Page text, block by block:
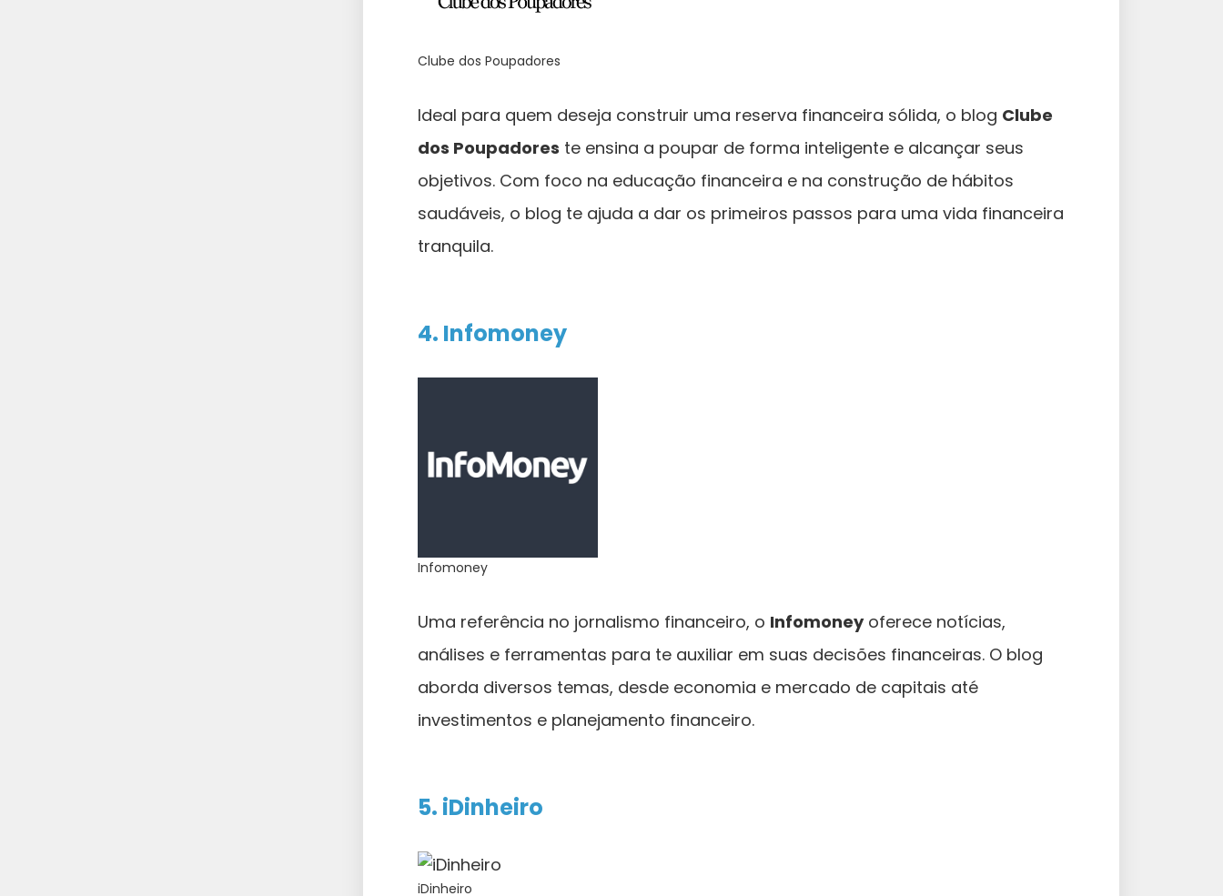
Clube dos Poupadores
Ideal para quem deseja construir uma reserva financeira sólida, o blog Clube
dos Poupadores te ensina a poupar de forma inteligente e alcançar seus
objetivos. Com foco na educação financeira e na construção de hábitos
saudáveis, o blog te ajuda a dar os primeiros passos para uma vida financeira
tranquila.
4. Infomoney
Infomoney
Uma referência no jornalismo financeiro, o Infomoneyoferece notícias,
análises e ferramentas para te auxiliar em suas decisões financeiras. O blog
aborda diversos temas, desde economia e mercado de capitais até
investimentos e planejamento financeiro.
5. iDinheiro
iDinheiro